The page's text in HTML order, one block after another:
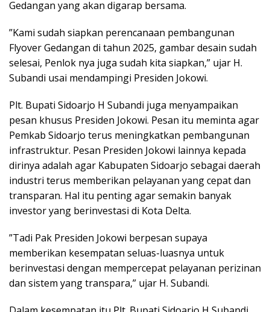
Gedangan yang akan digarap bersama.
”Kami sudah siapkan perencanaan pembangunan
Flyover Gedangan di tahun 2025, gambar desain sudah
selesai, Penlok nya juga sudah kita siapkan,” ujar H.
Subandi usai mendampingi Presiden Jokowi.
Plt. Bupati Sidoarjo H Subandi juga menyampaikan
pesan khusus Presiden Jokowi. Pesan itu meminta agar
Pemkab Sidoarjo terus meningkatkan pembangunan
infrastruktur. Pesan Presiden Jokowi lainnya kepada
dirinya adalah agar Kabupaten Sidoarjo sebagai daerah
industri terus memberikan pelayanan yang cepat dan
transparan. Hal itu penting agar semakin banyak
investor yang berinvestasi di Kota Delta.
”Tadi Pak Presiden Jokowi berpesan supaya
memberikan kesempatan seluas-luasnya untuk
berinvestasi dengan mempercepat pelayanan perizinan
dan sistem yang transpara,” ujar H. Subandi.